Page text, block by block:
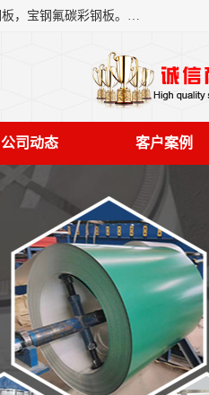
上海轩本实业有限公司主营产品：宝钢彩钢板、宝钢彩钢卷、宝钢彩涂板、宝钢彩涂卷、宝钢高耐候彩钢板，宝钢氟碳彩钢板。是一家集钢铁贸易，物流、加工为一体的产业全配套公司。
公司动态 客户案例